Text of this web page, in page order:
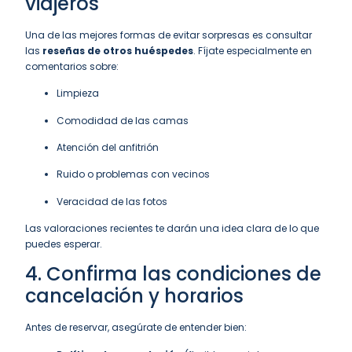
Una de las mejores formas de evitar sorpresas es consultar
las reseñas de otros huéspedes. Fíjate especialmente en
comentarios sobre:
Limpieza
Comodidad de las camas
Atención del anfitrión
Ruido o problemas con vecinos
Veracidad de las fotos
Las valoraciones recientes te darán una idea clara de lo que
puedes esperar.
4. Confirma las condiciones de
cancelación y horarios
Antes de reservar, asegúrate de entender bien: